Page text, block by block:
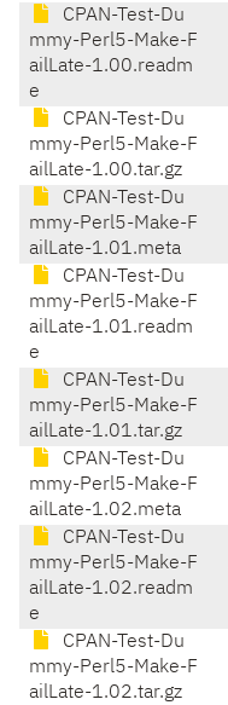
CPAN-Test-Du
mmy-Perl5-Make-F
ailLate-1.00.readm
e
CPAN-Test-Du
mmy-Perl5-Make-F
ailLate-1.00.tar.gz
CPAN-Test-Du
mmy-Perl5-Make-F
ailLate-1.01.meta
CPAN-Test-Du
mmy-Perl5-Make-F
ailLate-1.01.readm
e
CPAN-Test-Du
mmy-Perl5-Make-F
ailLate-1.01.tar.gz
CPAN-Test-Du
mmy-Perl5-Make-F
ailLate-1.02.meta
CPAN-Test-Du
mmy-Perl5-Make-F
ailLate-1.02.readm
e
CPAN-Test-Du
mmy-Perl5-Make-F
ailLate-1.02.tar.gz